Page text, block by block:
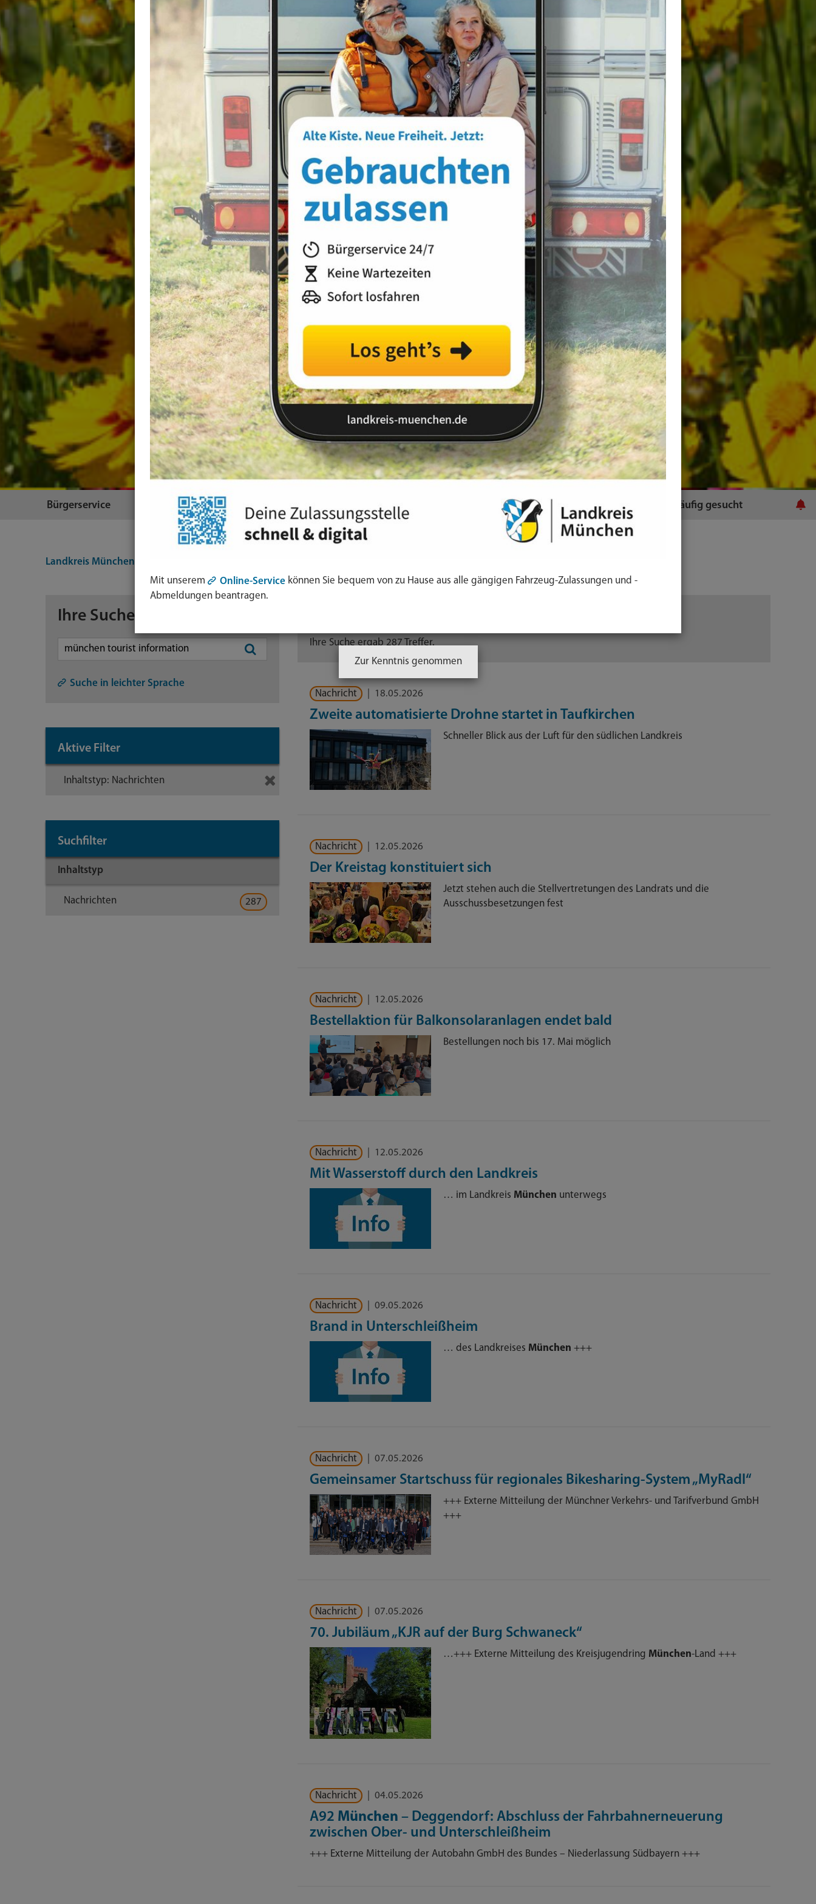
Bürgerservice Themen Landkreis Landratsamt Häufig gesucht
Landkreis München
Ihre Suche
Taste
Suche in leichter Sprache
Aktive Filter
Inhaltstyp: Nachrichten
Suchfilter
Inhaltstyp
Nachrichten 287
Ihre Suche ergab 287 Treffer.
Nachricht 18.05.2026
Zweite automatisierte Drohne startet in Taufkirchen
Schneller Blick aus der Luft für den südlichen Landkreis
Nachricht 12.05.2026
Der Kreistag konstituiert sich
Jetzt stehen auch die Stellvertretungen des Landrats und die
Ausschussbesetzungen fest
Nachricht 12.05.2026
Bestellaktion für Balkonsolaranlagen endet bald
Bestellungen noch bis 17. Mai möglich
Nachricht 12.05.2026
Mit Wasserstoff durch den Landkreis
… im Landkreis München unterwegs
Nachricht 09.05.2026
Brand in Unterschleißheim
… des Landkreises München +++
Nachricht 07.05.2026
Gemeinsamer Startschuss für regionales Bikesharing-System „MyRadl“
+++ Externe Mitteilung der Münchner Verkehrs- und Tarifverbund GmbH
+++
Nachricht 07.05.2026
70. Jubiläum „KJR auf der Burg Schwaneck“
…+++ Externe Mitteilung des Kreisjugendring München-Land +++
Nachricht 04.05.2026
A92 München – Deggendorf: Abschluss der Fahrbahnerneuerung
zwischen Ober- und Unterschleißheim
+++ Externe Mitteilung der Autobahn GmbH des Bundes – Niederlassung Südbayern +++
Mit unserem Online-Service können Sie bequem von zu Hause aus alle gängigen Fahrzeug-Zulassungen und -
Abmeldungen beantragen.
Zur Kenntnis genommen